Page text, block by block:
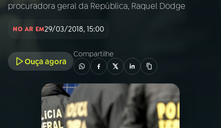
INÍCIO
A RÁDIO
PROGRAMAÇÃO
PROGRAMAS
procuradora geral da República, Raquel Dodge
NO AR EM29/03/2018, 15:00
Ouça agora
Compartilhe